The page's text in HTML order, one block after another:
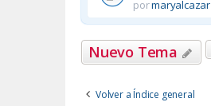
pormaryalcazar
Nuevo Tema
Volver a Índice general